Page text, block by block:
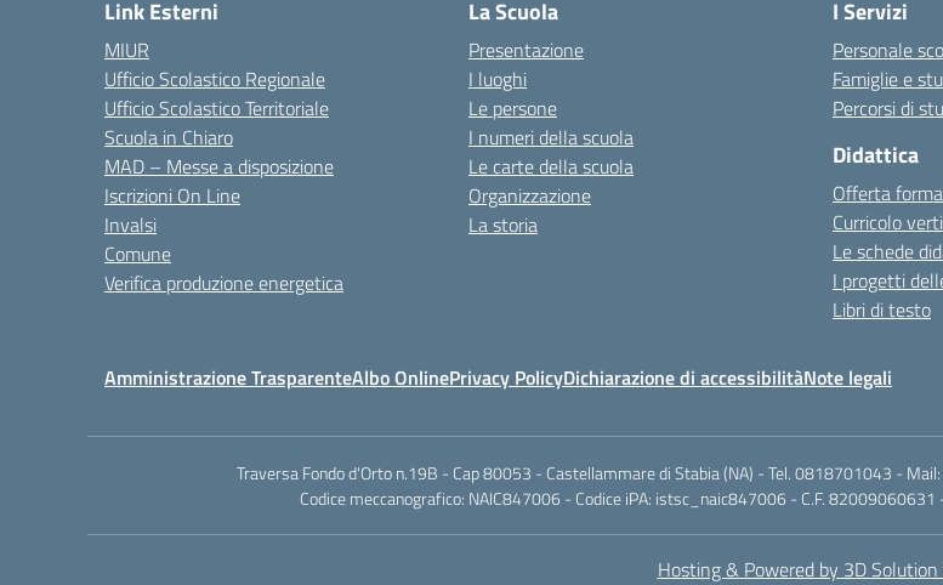
Link Esterni
MIUR
Ufficio Scolastico Regionale
Ufficio Scolastico Territoriale
Scuola in Chiaro
MAD – Messe a disposizione
Iscrizioni On Line
Invalsi
Comune
Verifica produzione energetica
La Scuola
Presentazione
I luoghi
Le persone
I numeri della scuola
Le carte della scuola
Organizzazione
La storia
I Servizi
Personale
Famiglie e
Percorsi di
Didattica
Offerta
Curricolo
Le schede
I progetti
Libri di testo
Amministrazione TrasparenteAlbo OnlinePrivacy PolicyDichiarazione di accessibilitàNote legali
Traversa Fondo d'Orto n.19B - Cap 80053 - Castellammare di Stabia (NA) - Tel. 0818701043 -
Codice meccanografico: NAIC847006 - Codice iPA: istsc_naic847006 - C.F. 82009060631 -
Hosting & Powered by 3D Solution